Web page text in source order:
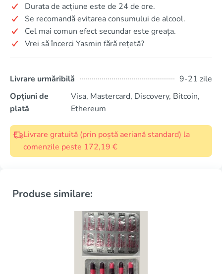
Durata de acțiune este de 24 de ore.
Se recomandă evitarea consumului de alcool.
Cel mai comun efect secundar este greața.
Vrei să încerci Yasmin fără rețetă?
Livrare urmăribilă
9-21 zile
Opțiuni de
plată
Visa, Mastercard, Discovery, Bitcoin,
Ethereum
Livrare gratuită (prin poștă aeriană standard) la
comenzile peste 172,19 €
Produse similare: